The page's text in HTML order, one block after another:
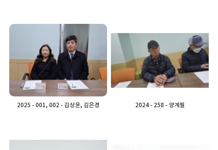
2025 - 001, 002 - 김상윤, 김은경 2024 - 258 - 양계필